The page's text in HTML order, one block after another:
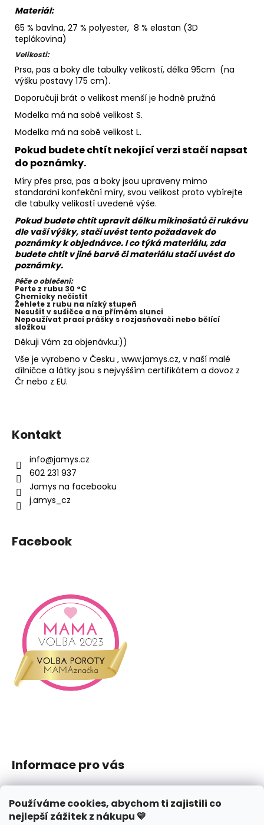
Používáme cookies, abychom ti zajistili co
nejlepší zážitek z nákupu 💛
Materiál:
65 % bavlna, 27 % polyester, 8 % elastan (3D
teplákovina)
Velikosti:
Prsa, pas a boky dle tabulky velikostí, délka 95cm (na
výšku postavy 175 cm).
Doporučuji brát o velikost menší je hodně pružná
Modelka má na sobě velikost S.
Modelka má na sobě velikost L.
Pokud budete chtít nekojící verzi stačí napsat
do poznámky.
Míry přes prsa, pas a boky jsou upraveny mimo
standardní konfekční míry, svou velikost proto vybírejte
dle tabulky velikostí uvedené výše.
Pokud budete chtít upravit délku mikinošatů či rukávu
dle vaší výšky, stačí uvést tento požadavek do
poznámky k objednávce. I co týká materiálu, zda
budete chtít v jiné barvě či materiálu stačí uvést do
poznámky.
Péče o oblečení:
Perte z rubu 30 °C
Chemicky nečistit
Žehlete z rubu na nízký stupeň
Nesušit v sušičce a na přímém slunci
Nepoužívat prací prášky s rozjasňovači nebo bělící
složkou
Děkuji Vám za objenávku:))
Vše je vyrobeno v Česku , www.jamys.cz, v naší malé
dílničce a látky jsou s nejvyšším certifikátem a dovoz z
Čr nebo z EU.
Kontakt
info@jamys.cz
602 231 937
Jamys na facebooku
j.amys_cz
Facebook
Informace pro vás
Jak nakupovat
Obchodní podmínky
Podmínky ochrany osobních údajů